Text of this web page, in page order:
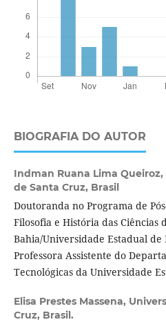
BIOGRAFIA DO AUTOR
Indman Ruana Lima Queiroz,
de Santa Cruz, Brasil
Doutoranda no Programa de
Filosofia e História das Ciências
Bahia/Universidade Estadual de
Professora Assistente do
Tecnológicas da Universidade
Elisa Prestes Massena,
Cruz, Brasil.